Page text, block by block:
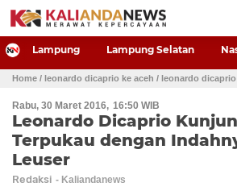
-->
Lampung Lampung Selatan
Home / leonardo dicaprio ke aceh / leonardo
Rabu, 30 Maret 2016 16:50 WIB
Leonardo Dicaprio
Terpukau dengan
Leuser
Redaksi